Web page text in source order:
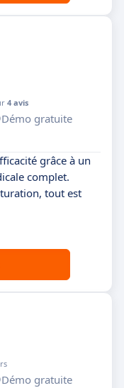
4 avis
Démo gratuite
grâce à un
complet.
tout est
Démo gratuite